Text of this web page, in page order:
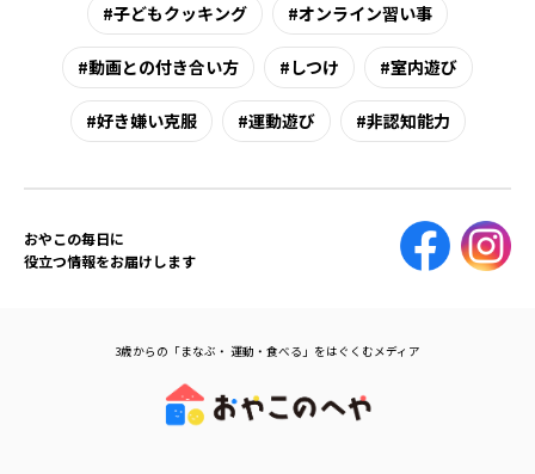
子どもクッキング オンライン習い事
動画との付き合い方 しつけ 室内遊び
好き嫌い克服 運動遊び 非認知能力
おやこの毎日に
役立つ情報をお届けします
3歳からの「まなぶ・ 運動・食べる」をはぐくむメディア